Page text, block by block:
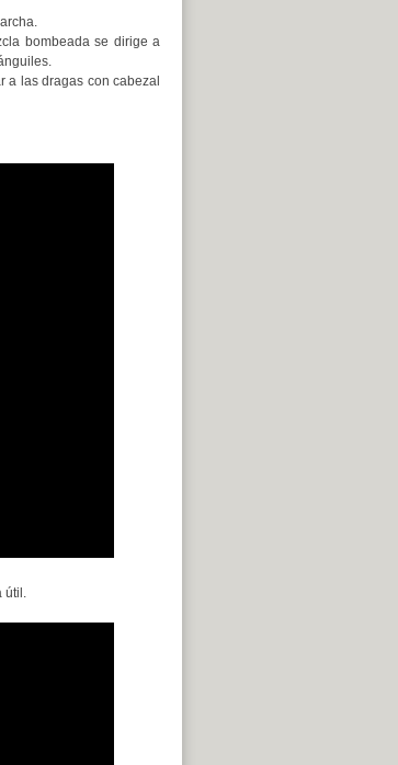
bombeada se dirige a
a las dragas con cabezal
útil.